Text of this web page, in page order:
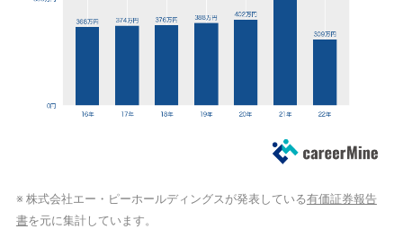
※ 株式会社エー・ピーホールディングスが発表している有価証券報告
書を元に集計しています。